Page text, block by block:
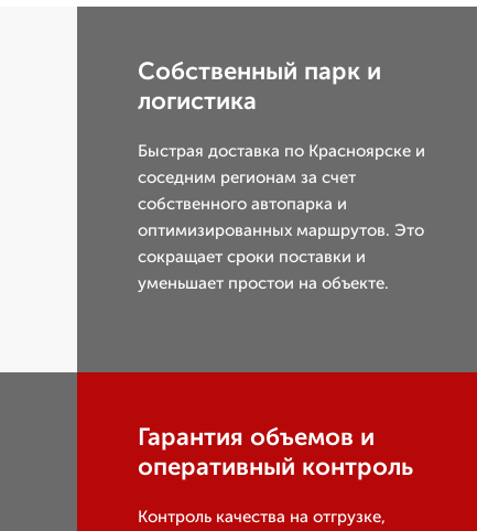
Собственный парк и
логистика
Быстрая доставка по Красноярске и
соседним регионам за счет
собственного автопарка и
оптимизированных маршрутов. Это
сокращает сроки поставки и
уменьшает простои на объекте.
Гарантия объемов и
оперативный контроль
Контроль качества на отгрузке,